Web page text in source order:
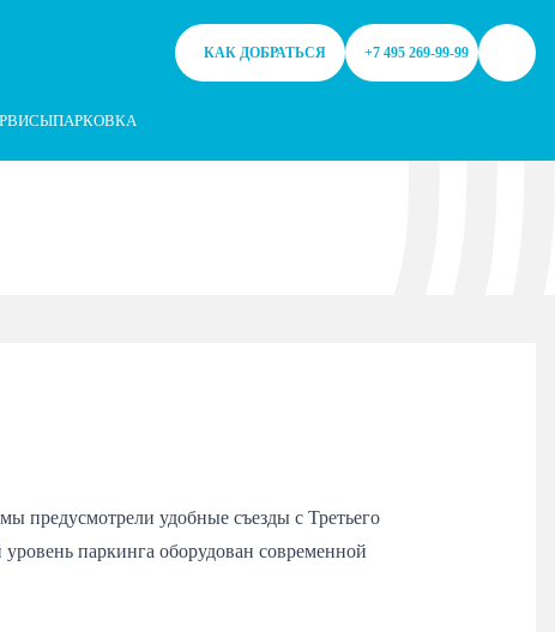
КАК ДОБРАТЬСЯ +7 495 269-99-99
ПАРКОВКА
предусмотрели удобные съезды с Третьего
паркинга оборудован современной